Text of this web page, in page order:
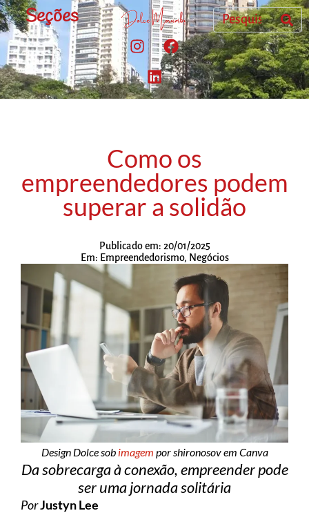
Seções
Como os
empreendedores podem
superar a solidão
Publicado em: 20/01/2025
Em: Empreendedorismo, Negócios
Design Dolce sob imagem por shironosov em Canva
Da sobrecarga à conexão, empreender pode
ser uma jornada solitária
PorJustyn Lee